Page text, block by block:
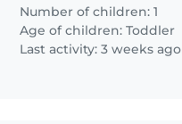
Number of children: 1
Age of children:Toddler
Last activity: 3 weeks ago